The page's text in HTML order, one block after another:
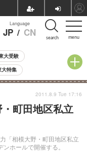
menu
Language
JP / CN search
大受験
大特集
小学校受験
気記事
け）
町田地区私立
「相模大野・町田地区私立
ホールで開催する。
2011.8.9 Tue 17:16